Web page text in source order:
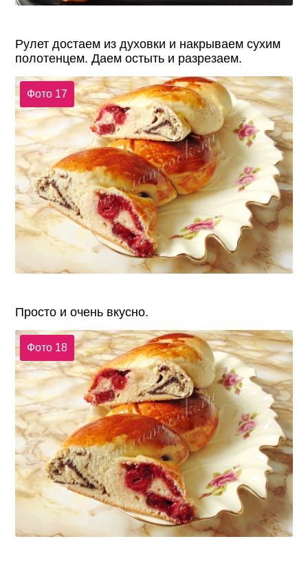
Рулет достаем из духовки и накрываем сухим
полотенцем. Даем остыть и разрезаем.
Фото 17
Просто и очень вкусно.
Фото 18